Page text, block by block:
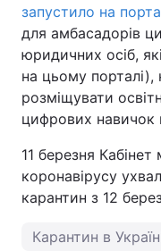
запустило на
для амбасадорів
юридичних осіб,
на цьому
розміщувати
цифрових навичок
11 березня Кабінет
коронавірусу
карантин з 12
Карантин в